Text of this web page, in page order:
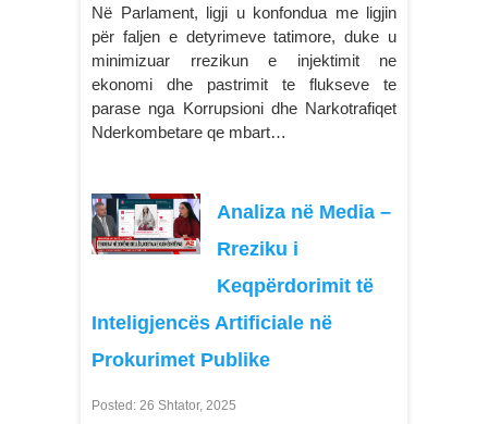
Në Parlament, ligji u konfondua me ligjin
për faljen e detyrimeve tatimore, duke u
minimizuar rrezikun e injektimit ne
ekonomi dhe pastrimit te flukseve te
parase nga Korrupsioni dhe Narkotrafiqet
Nderkombetare qe mbart…
Analiza në Media –
Rreziku i
Keqpërdorimit të
Inteligjencës Artificiale në
Prokurimet Publike
Posted: 26 Shtator, 2025